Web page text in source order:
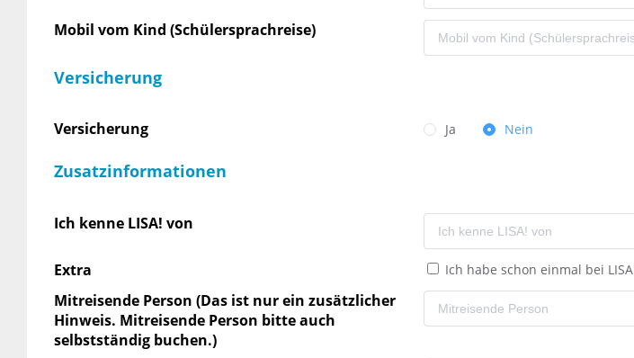
Mobil vom Kind (Schülersprachreise)
Versicherung
Versicherung Ja Nein
Zusatzinformationen
Ich kenne LISA! von
Extra Ich habe schon einmal bei
Mitreisende Person (Das ist nur ein zusätzlicher
Hinweis. Mitreisende Person bitte auch
selbstständig buchen.)